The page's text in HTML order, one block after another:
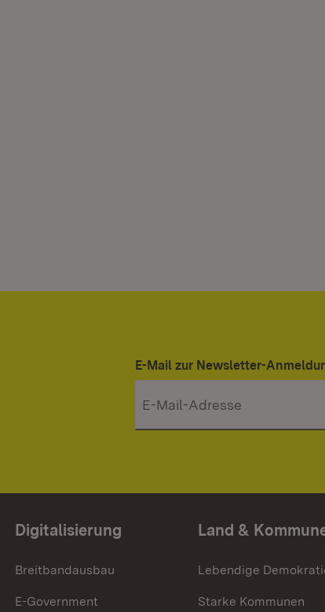
E-Mail zur Newsletter-
Digitalisierung
Breitbandausbau
E-Government
Land &
Lebendige
Starke Kommunen